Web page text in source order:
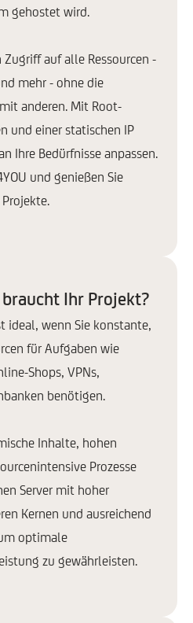
Mehr erfahren
aufgrund der Mindestanforderungen an
gehostet wird.
auf alle Ressourcen -
mehr - ohne die
anderen. Mit Root-
und einer statischen IP
Ihre Bedürfnisse anpassen.
und genießen Sie
Ihr Projekt?
ideal, wenn Sie konstante,
für Aufgaben wie
Shops, VPNs,
benötigen.
Inhalte, hohen
Prozesse
Server mit hoher
Kernen und ausreichend
optimale
zu gewährleisten.